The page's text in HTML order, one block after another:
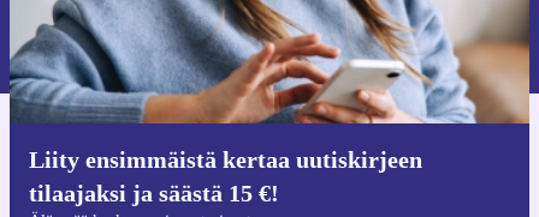
Liity ensimmäistä kertaa uutiskirjeen
tilaajaksi ja säästä 15 €!
Pyydä etukuponki
Lisätietoja henkilötietojen käytöstä löydättietosuojaselosteestamme.
iOS:lle ja Androidille